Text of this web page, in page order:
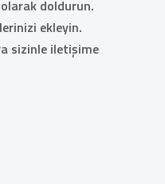
doldurun.
ekleyin.
sizinle iletişime